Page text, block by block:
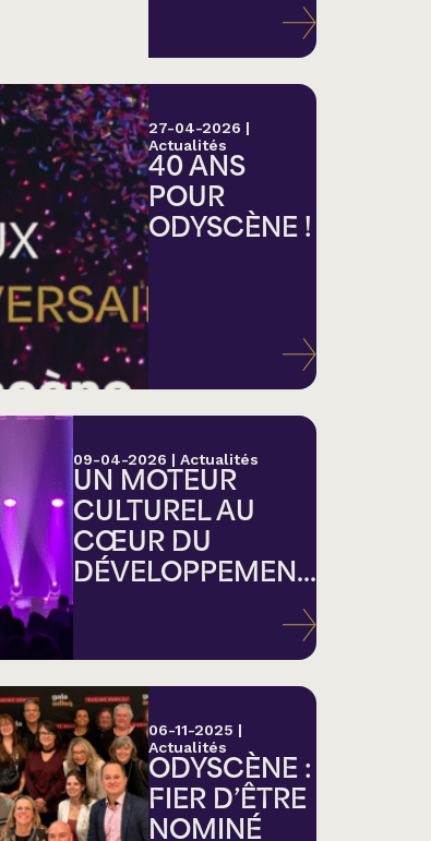
folk,
location
27-04-2026 |
Actualités
40 ANS
POUR
ODYSCÈNE !
09-04-2026 | Actualités
UN MOTEUR
CULTUREL AU
CŒUR DU
DÉVELOPPEMEN...
06-11-2025 |
Actualités
ODYSCÈNE :
FIER D’ÊTRE
NOMINÉ